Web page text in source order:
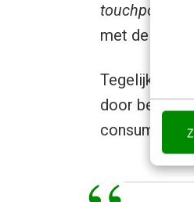
touchpoints
met de
Tegelijkertijd
door